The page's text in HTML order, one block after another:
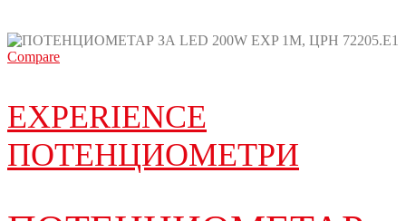
Compare
EXPERIENCE
ПОТЕНЦИОМЕТРИ